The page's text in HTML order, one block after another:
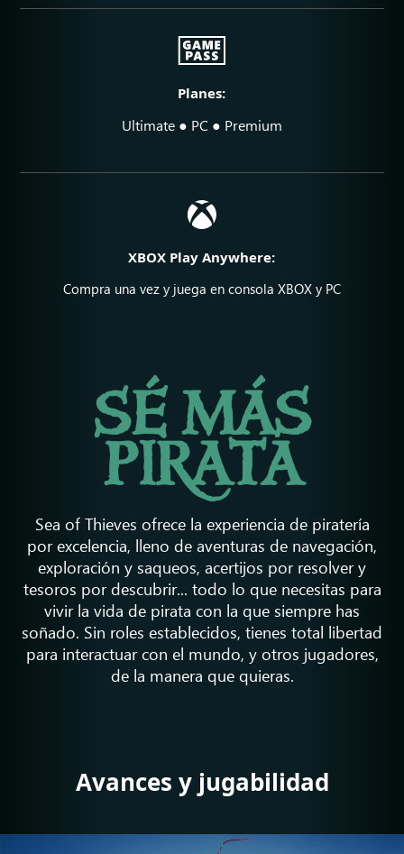
Planes:
Ultimate ● PC ● Premium
XBOX Play Anywhere:
Compra una vez y juega en consola XBOX y PC
SÉ MÁS
PIRATA
Sea of Thieves ofrece la experiencia de piratería
por excelencia, lleno de aventuras de navegación,
exploración y saqueos, acertijos por resolver y
tesoros por descubrir... todo lo que necesitas para
vivir la vida de pirata con la que siempre has
soñado. Sin roles establecidos, tienes total libertad
para interactuar con el mundo, y otros jugadores,
de la manera que quieras.
Avances y jugabilidad